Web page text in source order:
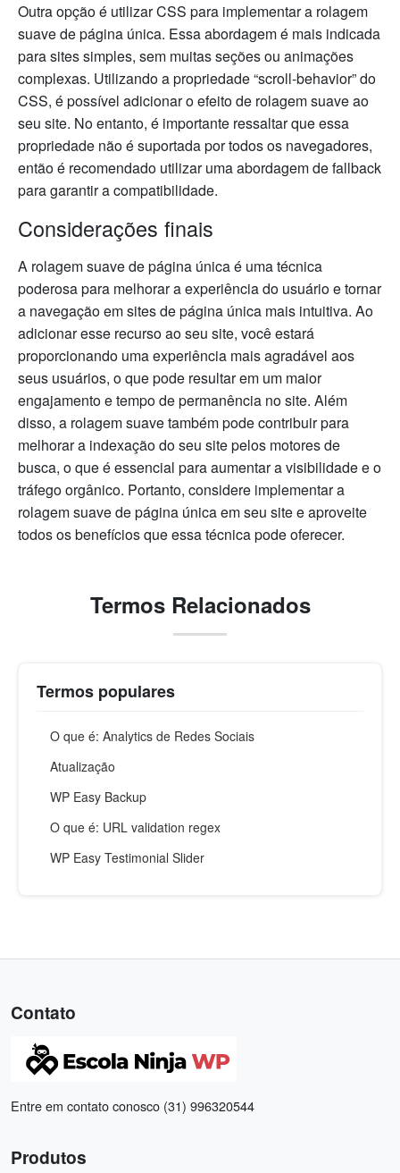
Outra opção é utilizar CSS para implementar a rolagem
suave de página única. Essa abordagem é mais indicada
para sites simples, sem muitas seções ou animações
complexas. Utilizando a propriedade “scroll-behavior” do
CSS, é possível adicionar o efeito de rolagem suave ao
seu site. No entanto, é importante ressaltar que essa
propriedade não é suportada por todos os navegadores,
então é recomendado utilizar uma abordagem de fallback
para garantir a compatibilidade.
Considerações finais
A rolagem suave de página única é uma técnica
poderosa para melhorar a experiência do usuário e tornar
a navegação em sites de página única mais intuitiva. Ao
adicionar esse recurso ao seu site, você estará
proporcionando uma experiência mais agradável aos
seus usuários, o que pode resultar em um maior
engajamento e tempo de permanência no site. Além
disso, a rolagem suave também pode contribuir para
melhorar a indexação do seu site pelos motores de
busca, o que é essencial para aumentar a visibilidade e o
tráfego orgânico. Portanto, considere implementar a
rolagem suave de página única em seu site e aproveite
todos os benefícios que essa técnica pode oferecer.
Termos Relacionados
Termos populares
O que é: Analytics de Redes Sociais
Atualização
WP Easy Backup
O que é: URL validation regex
WP Easy Testimonial Slider
Contato
Entre em contato conosco (31) 996320544
Produtos